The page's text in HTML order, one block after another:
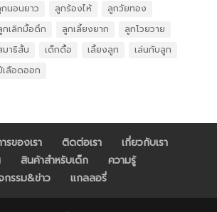
นอนยาว ลูกร้องไห้
ลูกวัยทอง
กเลิกมื้อดึก ลูกเลี้ยงยาก
ลูกโวยวาย
มาธิสั้น เด็กดื้อ เลี้ยงลูก
เล่นกับลูก
เลือดออก
รของเรา ติดต่อเรา
เกี่ยวกับเรา
สินค้าสำหรับเด็ก
ความรู้
กรรม&ข่าว
แกลลอรี่